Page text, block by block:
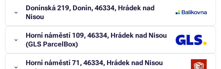
Donínská 219, Donín, 46334, Hrádek nad
Nisou
Horní náměstí 109, 46334, Hrádek nad Nisou
(GLS ParcelBox)
Horní náměstí 71, 46334, Hrádek nad Nisou